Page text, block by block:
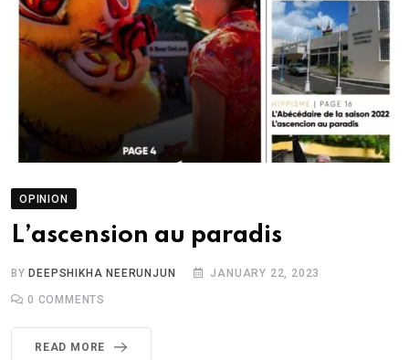
OPINION
L’ascension au paradis
BYDEEPSHIKHA NEERUNJUN JANUARY 22, 2023
0 COMMENTS
READ MORE